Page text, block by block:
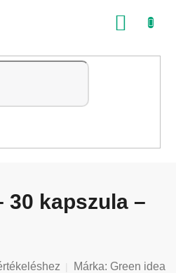
30 kapszula –
Márka: Green idea